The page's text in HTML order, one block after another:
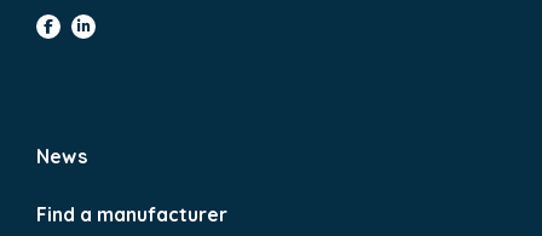
facebooklinkedin
News
Find a manufacturer